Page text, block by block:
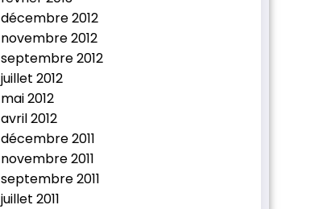
décembre 2012
novembre 2012
septembre 2012
juillet 2012
mai 2012
avril 2012
décembre 2011
novembre 2011
septembre 2011
juillet 2011